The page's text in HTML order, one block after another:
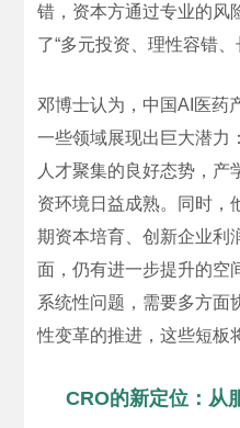
错，资本方通过专业的风
了“多元投资、理性容错、
邓博士认为，中国AI医药
一些领域展现出巨大潜力
人才聚集的良好态势，产
资环境日益成熟。同时，
期资本培育、创新企业利
面，仍有进一步提升的空
系统性问题，需要多方面
性变革的推进，这些短板
CRO的新定位：从